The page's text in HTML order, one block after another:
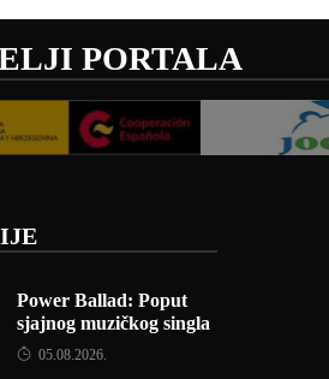
PORTALA
Power Ballad: Poput
sjajnog muzičkog singla
05.08.2026.